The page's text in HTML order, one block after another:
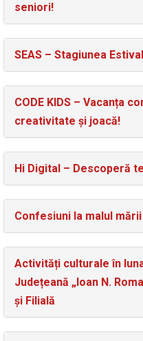
seniori!
SEAS – Stagiunea
CODE KIDS – Vacanța
creativitate și joacă!
Hi Digital – Descoperă
Confesiuni la malul mării
Activități culturale în
Județeană „Ioan N.
și Filială